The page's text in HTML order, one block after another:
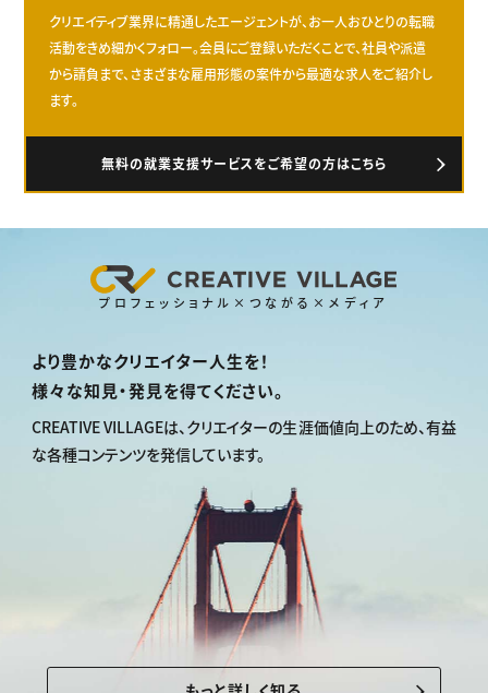
クリエイティブ業界に精通したエージェントが、お一人おひとりの転職
活動をきめ細かくフォロー。会員にご登録いただくことで、社員や派遣
から請負まで、さまざまな雇用形態の案件から最適な求人をご紹介し
ます。
無料の就業支援サービスをご希望の方はこちら
プロフェッショナル×つながる×メディア
より豊かなクリエイター人生を！
様々な知見・発見を得てください。
CREATIVE VILLAGEは、 クリエイターの生涯価値向上のため、有益
な各種コンテンツを発信しています。